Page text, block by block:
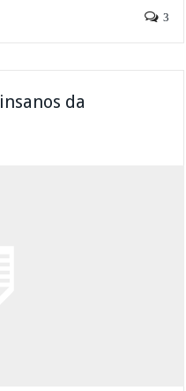
3
da